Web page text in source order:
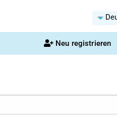
Neu registrieren